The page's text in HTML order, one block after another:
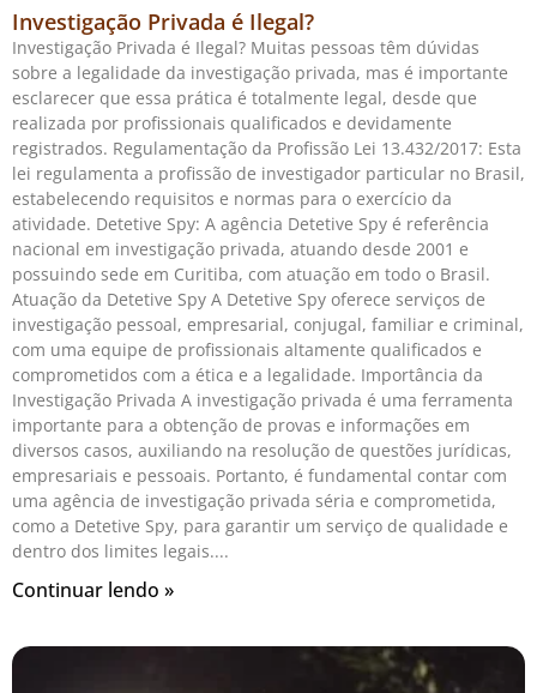
Investigação Privada é Ilegal?
Investigação Privada é Ilegal? Muitas pessoas têm dúvidas
sobre a legalidade da investigação privada, mas é importante
esclarecer que essa prática é totalmente legal, desde que
realizada por profissionais qualificados e devidamente
registrados. Regulamentação da Profissão Lei 13.432/2017: Esta
lei regulamenta a profissão de investigador particular no Brasil,
estabelecendo requisitos e normas para o exercício da
atividade. Detetive Spy: A agência Detetive Spy é referência
nacional em investigação privada, atuando desde 2001 e
possuindo sede em Curitiba, com atuação em todo o Brasil.
Atuação da Detetive Spy A Detetive Spy oferece serviços de
investigação pessoal, empresarial, conjugal, familiar e criminal,
com uma equipe de profissionais altamente qualificados e
comprometidos com a ética e a legalidade. Importância da
Investigação Privada A investigação privada é uma ferramenta
importante para a obtenção de provas e informações em
diversos casos, auxiliando na resolução de questões jurídicas,
empresariais e pessoais. Portanto, é fundamental contar com
uma agência de investigação privada séria e comprometida,
como a Detetive Spy, para garantir um serviço de qualidade e
dentro dos limites legais.
Continuar lendo »